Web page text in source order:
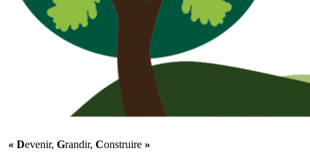
« Devenir, Grandir, Construire »